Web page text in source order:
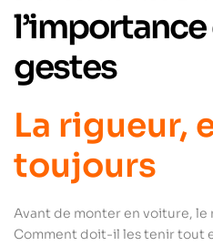
gestes
La rigueur,
toujours
Avant de monter en voiture, le
Comment doit-il les tenir tout